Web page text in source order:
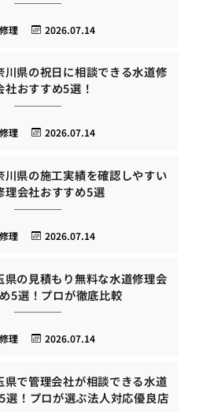
2026.07.14
理
県の祝日に相談できる水道修
社おすすめ5選！
2026.07.14
理
県の施工実績を確認しやすい
理会社おすすめ5選
2026.07.14
理
の見積もり無料な水道修理会
5選！プロが徹底比較
2026.07.14
理
で管理会社が相談できる水道
選！プロが選ぶ法人対応優良店